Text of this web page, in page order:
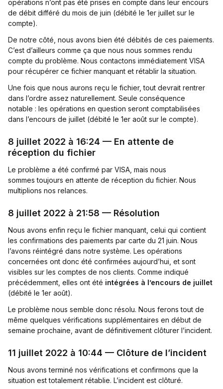
opérations n’ont pas été prises en compte dans leur encours
de débit différé du mois de juin (débité le 1er juillet sur le
compte).
De notre côté, nous avons bien été débités de ces paiements.
C’est d’ailleurs comme ça que nous nous sommes rendu
compte du problème. Nous contactons immédiatement VISA
pour récupérer ce fichier manquant et rétablir la situation.
Une fois que nous aurons reçu le fichier, tout devrait rentrer
dans l’ordre assez naturellement. Seule conséquence
notable : les opérations en question seront comptabilisées
dans l’encours de juillet (débité le 1er août sur le compte).
8 juillet 2022 à 16:24 — En attente de
réception du fichier
Le problème a été confirmé par VISA, mais nous
sommes toujours en attente de réception du fichier. Nous
multiplions nos relances.
8 juillet 2022 à 21:58 — Résolution
Nous avons enfin reçu le fichier manquant, celui qui contient
les confirmations des paiements par carte du 21 juin. Nous
l’avons réintégré dans notre système. Les opérations
concernées ont donc été confirmées aujourd’hui, et sont
visibles sur les comptes de nos clients. Comme indiqué
précédemment, elles ont été intégrées à l’encours de juillet
(débité le 1er août).
Le problème nous semble donc résolu. Nous ferons tout de
même quelques vérifications supplémentaires en début de
semaine prochaine, avant de définitivement clôturer l’incident.
11 juillet 2022 à 10:44 — Clôture de l’incident
Nous avons terminé nos vérifications et confirmons que la
situation est totalement rétablie. L’incident est clôturé.